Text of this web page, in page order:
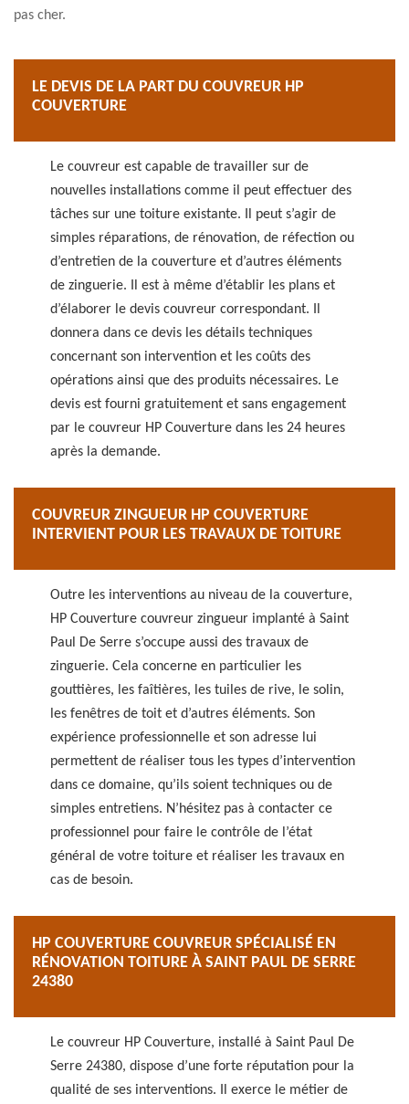
pas cher.
LE DEVIS DE LA PART DU COUVREUR HP
COUVERTURE
Le couvreur est capable de travailler sur de
nouvelles installations comme il peut effectuer des
tâches sur une toiture existante. Il peut s’agir de
simples réparations, de rénovation, de réfection ou
d’entretien de la couverture et d’autres éléments
de zinguerie. Il est à même d’établir les plans et
d’élaborer le devis couvreur correspondant. Il
donnera dans ce devis les détails techniques
concernant son intervention et les coûts des
opérations ainsi que des produits nécessaires. Le
devis est fourni gratuitement et sans engagement
par le couvreur HP Couverture dans les 24 heures
après la demande.
COUVREUR ZINGUEUR HP COUVERTURE
INTERVIENT POUR LES TRAVAUX DE TOITURE
Outre les interventions au niveau de la couverture,
HP Couverture couvreur zingueur implanté à Saint
Paul De Serre s’occupe aussi des travaux de
zinguerie. Cela concerne en particulier les
gouttières, les faîtières, les tuiles de rive, le solin,
les fenêtres de toit et d’autres éléments. Son
expérience professionnelle et son adresse lui
permettent de réaliser tous les types d’intervention
dans ce domaine, qu’ils soient techniques ou de
simples entretiens. N’hésitez pas à contacter ce
professionnel pour faire le contrôle de l’état
général de votre toiture et réaliser les travaux en
cas de besoin.
HP COUVERTURE COUVREUR SPÉCIALISÉ EN
RÉNOVATION TOITURE À SAINT PAUL DE SERRE
24380
Le couvreur HP Couverture, installé à Saint Paul De
Serre 24380, dispose d’une forte réputation pour la
qualité de ses interventions. Il exerce le métier de